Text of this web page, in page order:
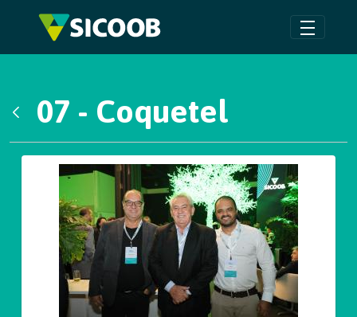
Pular para o Conteúdo principal
07 - Coquetel
Galeria de Mídias